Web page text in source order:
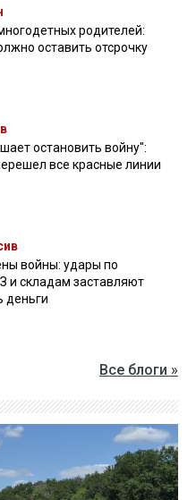
родителей:
оставить отсрочку
остановить войну":
все красные линии
войны: удары по
и складам заставляют
деньги
Все блоги »